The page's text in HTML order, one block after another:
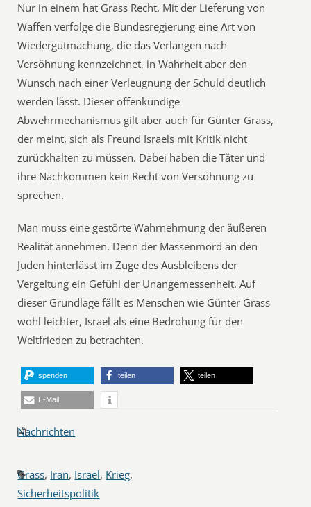
Nur in einem hat Grass Recht. Mit der Lieferung von
Waffen verfolge die Bundesregierung eine Art von
Wiedergutmachung, die das Verlangen nach
Versöhnung kennzeichnet, in Wahrheit aber den
Wunsch nach einer Verleugnung der Schuld deutlich
werden lässt. Dieser offenkundige
Abwehrmechanismus gilt aber auch für Günter Grass,
der meint, sich als Freund Israels mit Kritik nicht
zurückhalten zu müssen. Dabei haben die Täter und
ihre Nachkommen kein Recht von Versöhnung zu
sprechen.
Man muss eine gestörte Wahrnehmung der äußeren
Realität annehmen. Denn der Massenmord an den
Juden hinterlässt im Zuge des Ausbleibens der
Vergeltung ein Gefühl der Unangemessenheit. Auf
dieser Grundlage fällt es Menschen wie Günter Grass
wohl leichter, Israel als eine Bedrohung für den
Weltfrieden zu betrachten.
spenden teilen teilen
E-Mail
Nachrichten
Grass, Iran, Israel, Krieg,
Sicherheitspolitik